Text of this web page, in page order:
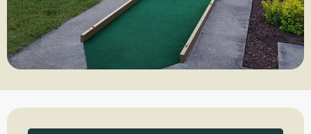
Ouverture et coordonnées